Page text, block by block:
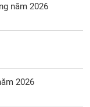
năm 2026
2026